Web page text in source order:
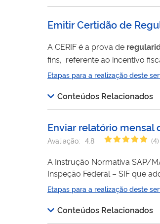
Emitir Certidão de
A CERIF é a prova de
fins, referente ao incentivo
área de atuação desta
Etapas para a realização deste
Conteúdos Relacionados
Enviar relatório
Avaliação: 4.8 (4)
A Instrução Normativa SAP/
Inspeção Federal – SIF que
de Aquicultura e Pesca as informações
sardinha-verdadeira.
Etapas para a realização deste
Conteúdos Relacionados